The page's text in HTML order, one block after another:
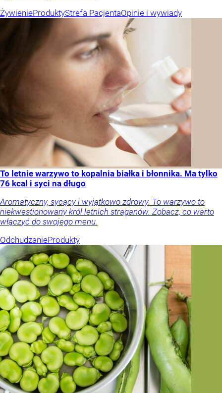
ŻywienieProduktyStrefa PacjentaOpinie i wywiady
To letnie warzywo to kopalnia białka i błonnika. Ma tylko
76 kcal i syci na długo
Aromatyczny, sycący i wyjątkowo zdrowy. To warzywo to
niekwestionowany król letnich straganów. Zobacz, co warto
włączyć do swojego menu.
OdchudzanieProdukty